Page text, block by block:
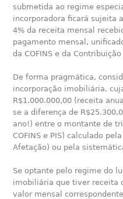
submetida ao regime
incorporadora ficará sujeita
4% da receita mensal
pagamento mensal,
da COFINS e da Contribuição
De forma pragmática,
incorporação imobiliária,
R$1.000.000,00 (receita
se a diferença de
ano!) entre o montante de
COFINS e PIS) calculado
Afetação) ou pela
Se optante pelo regime do
imobiliária que tiver receita
valor mensal